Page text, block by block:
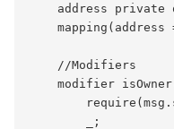
address private
mapping(address
    //Modifiers
modifier
        _;